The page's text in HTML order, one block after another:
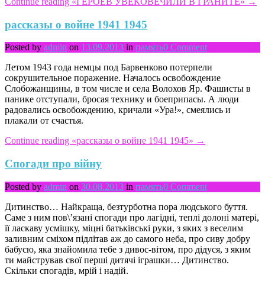
рассказы о войне 1941 1945
Posted by admin on 13.09.2013 in память0 Comment
Летом 1943 года немцы под Барвенково потерпели
сокрушительное поражение. Началось освобождение
Слобожанщины, в том числе и села Волохов Яр. Фашисты в
панике отступали, бросая технику и боеприпасы. А люди
радовались освобождению, кричали «Ура!», смеялись и
плакали от счастья.
Continue reading «рассказы о войне 1941 1945» →
Спогади про війну
Posted by admin on 30.08.2013 in память0 Comment
Дитинство… Найкраща, безтурботна пора людського буття.
Саме з ним пов\’язані спогади про лагідні, теплі долоні матері,
її ласкаву усмішку, міцні батьківські руки, з яких з веселим
заливним сміхом підлітав аж до самого неба, про сиву добру
бабусю, яка знайомила тебе з дивос-вітом, про дідуся, з яким
ти майстрував свої перші дитячі іграшки… Дитинство.
Скільки спогадів, мрій і надій.